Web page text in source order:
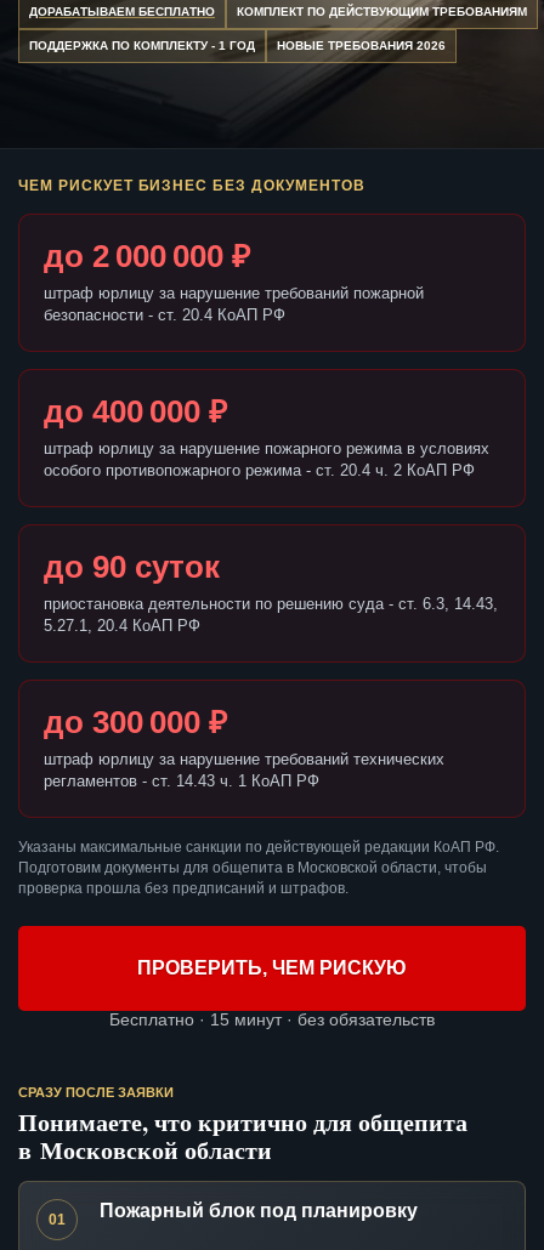
ДОРАБАТЫВАЕМ БЕСПЛАТНО КОМПЛЕКТ ПО ДЕЙСТВУЮЩИМ ТРЕБОВАНИЯМ
ПОДДЕРЖКА ПО КОМПЛЕКТУ - 1 ГОД НОВЫЕ ТРЕБОВАНИЯ 2026
ЧЕМ РИСКУЕТ БИЗНЕС БЕЗ ДОКУМЕНТОВ
до 2 000 000 ₽
штраф юрлицу за нарушение требований пожарной
безопасности - ст. 20.4 КоАП РФ
до 400 000 ₽
штраф юрлицу за нарушение пожарного режима в условиях
особого противопожарного режима - ст. 20.4 ч. 2 КоАП РФ
до 90 суток
приостановка деятельности по решению суда - ст. 6.3, 14.43,
5.27.1, 20.4 КоАП РФ
до 300 000 ₽
штраф юрлицу за нарушение требований технических
регламентов - ст. 14.43 ч. 1 КоАП РФ
Указаны максимальные санкции по действующей редакции КоАП РФ.
Подготовим документы для общепита в Московской области, чтобы
проверка прошла без предписаний и штрафов.
ПРОВЕРИТЬ, ЧЕМ РИСКУЮ
Бесплатно · 15 минут · без обязательств
СРАЗУ ПОСЛЕ ЗАЯВКИ
Понимаете, что критично для общепита
в Московской области
01 Пожарный блок под планировку